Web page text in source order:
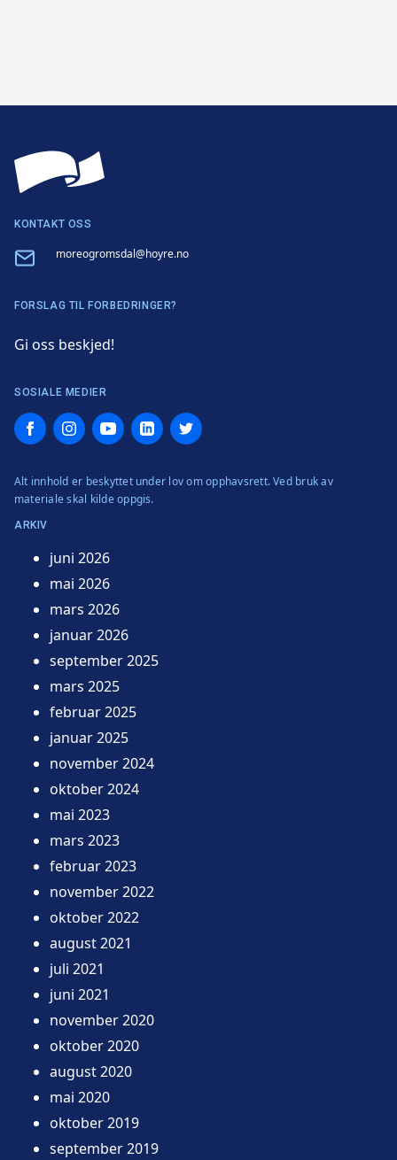
KONTAKT OSS
Email moreogromsdal@hoyre.no
FORSLAG TIL FORBEDRINGER?
Gi oss beskjed!
SOSIALE MEDIER
FacebookInstagramYouTubeLinkedInTwitter
Alt innhold er beskyttet under lov om opphavsrett. Ved bruk av
materiale skal kilde oppgis.
ARKIV
juni 2026
mai 2026
mars 2026
januar 2026
september 2025
mars 2025
februar 2025
januar 2025
november 2024
oktober 2024
mai 2023
mars 2023
februar 2023
november 2022
oktober 2022
august 2021
juli 2021
juni 2021
november 2020
oktober 2020
august 2020
mai 2020
oktober 2019
september 2019